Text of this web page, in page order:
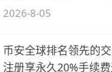
备1)
2026-8-05
币安全球排名领先的
注册享永久20%手续